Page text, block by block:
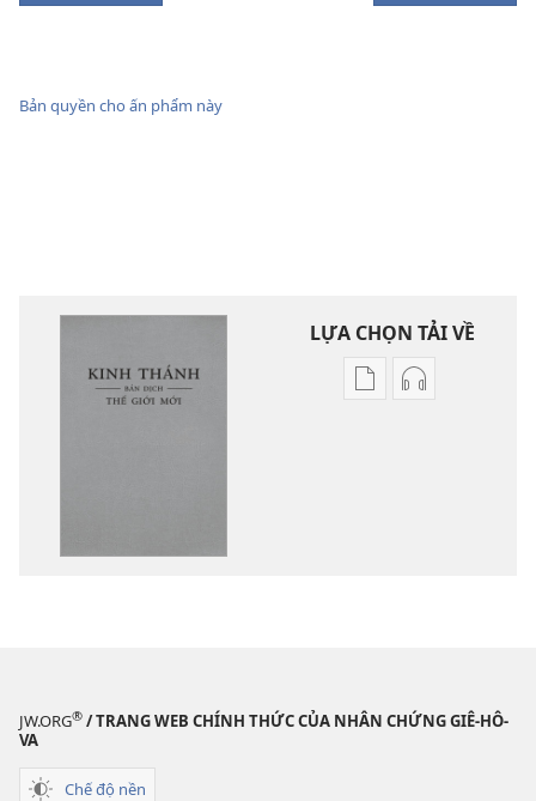
Bản quyền cho ấn phẩm này
LỰA CHỌN TẢI VỀ
Tùy
—
Tùy
Bản
JW.ORG® / TRANG WEB CHÍNH THỨC CỦA NHÂN CHỨNG GIÊ-HÔ-
VA
Chế độ nền